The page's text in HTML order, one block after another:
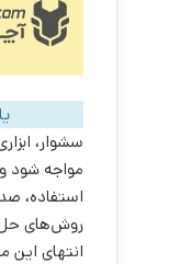
سشوار،
مواجه شود
استفاده،
روش‌های حل
انتهای این